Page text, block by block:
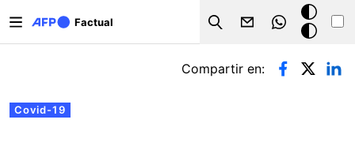
Factual
Search
Modo
oscuro
Solapas principales
Covid-19
Compartir en: